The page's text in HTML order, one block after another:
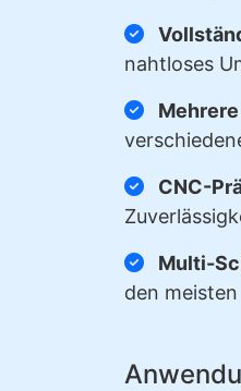
nahtloses
CNC-
Multi-
den